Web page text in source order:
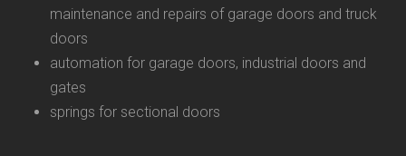
maintenance and repairs of garage doors and truck
doors
automation for garage doors, industrial doors and
gates
springs for sectional doors